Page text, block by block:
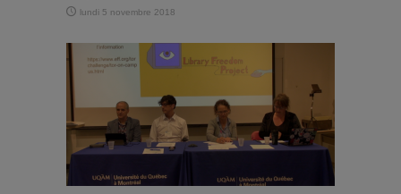
lundi 5 novembre 2018